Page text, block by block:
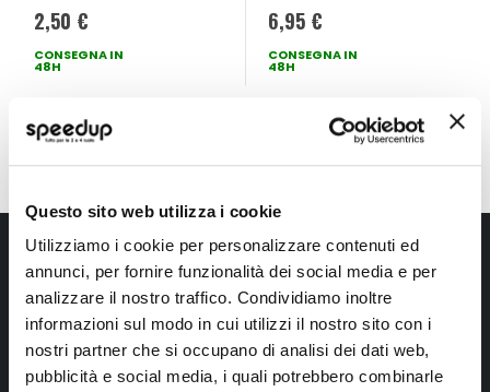
Questo sito web utilizza i cookie
Utilizziamo i cookie per personalizzare contenuti ed
annunci, per fornire funzionalità dei social media e per
analizzare il nostro traffico. Condividiamo inoltre
informazioni sul modo in cui utilizzi il nostro sito con i
nostri partner che si occupano di analisi dei dati web,
pubblicità e social media, i quali potrebbero combinarle
2,50 €
CONSEGNA IN
48H
6,95 €
CONSEGNA IN
48H
Iscriviti alla newsletter Speedup
Ricevi subito uno sconto del 10% per il tuo primo acquisto online!